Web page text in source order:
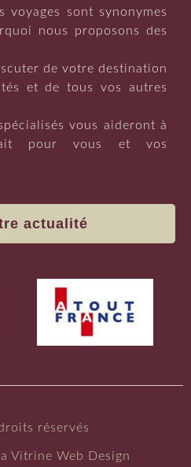
voyages sont synonymes
nous proposons des
de votre destination
et de tous vos autres
vous aideront à
pour vous et vos
actualité
réservés
La Vitrine Web Design